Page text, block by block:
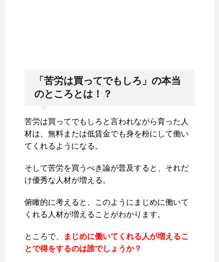
「苦労は買ってでもしろ」の本当
のところとは！？
苦労は買ってでもしろと言われながら育った人
材は、無料または低賃金でも身を粉にして働い
てくれるようになる。
そして苦労を買うべき論が普及すると、それだ
け優秀な人材が増える。
俯瞰的に考えると、このようにまじめに働いて
くれる人材が増えることがわかります。
ところで、
まじめに働いてくれる人が増えるこ
とで得をするのは誰でしょうか？